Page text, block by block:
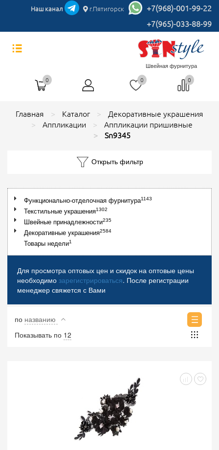
Наш канал г.Пятигорск
+7(968)-001-99-22
+7(965)-033-88-99
Швейная фурнитура
0 0 0
Главная Каталог
Декоративные украшения
Аппликации
Аппликации пришивные
Sn9345
Открыть фильтр
Функционально-отделочная фурнитура1143
Текстильные украшения1302
Швейные принадлежности235
Декоративные украшения2584
Товары недели1
Для просмотра оптовых цен и скидок на оптовые цены
необходимо зарегистрироваться. После регистрации
менеджер свяжется с Вами
по названию
Показывать по 12